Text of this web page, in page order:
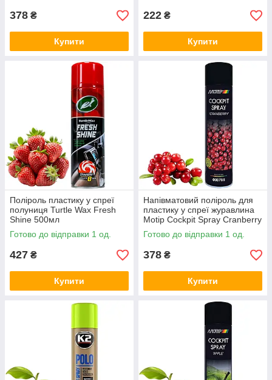
378 ₴
Купити
222 ₴
Купити
Поліроль пластику у спреї
полуниця Turtle Wax Fresh
Shine 500мл
Готово до відправки 1 од.
427 ₴
Купити
Напівматовий поліроль для
пластику у спреї журавлина
Motip Cockpit Spray Cranberry
600мл
Готово до відправки 1 од.
378 ₴
Купити